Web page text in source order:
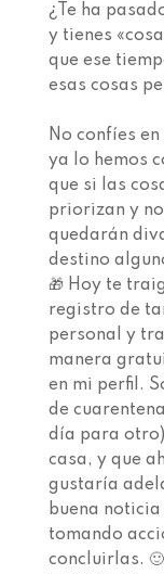
¿Te ha
y tienes
que ese
esas cosas
No confíes
ya lo hemos
que si las
priorizan y
quedarán
destino
🎁 Hoy te
registro de
personal y
manera
en mi perfil.
de
día para
casa, y que
gustaría
buena
tomando
concluirlas. 🙂⁣⁣⁣⁣ ⁣⁣⁣⁣